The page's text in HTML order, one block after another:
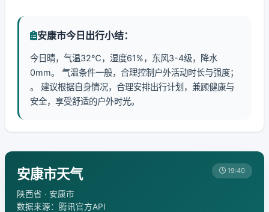
安康市今日出行小结：
今日晴，气温32℃，湿度61%，东风3-4级，降水
0mm。 气温条件一般，合理控制户外活动时长与强度；
。 建议根据自身情况，合理安排出行计划，兼顾健康与
安全，享受舒适的户外时光。
安康市天气
陕西省 · 安康市
数据来源：腾讯官方API
19:40